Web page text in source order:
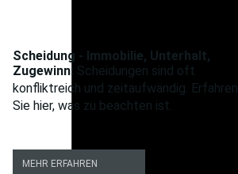
Scheidung - Immobilie, Unterhalt,
Zugewinn Scheidungen sind oft
konfliktreich und zeit­auf­wändig. Erfahren
Sie hier, was zu beachten ist.
MEHR ERFAHREN